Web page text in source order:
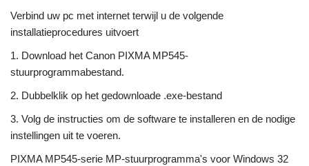
Verbind uw pc met internet terwijl u de volgende
installatieprocedures uitvoert
1. Download het Canon PIXMA MP545-
stuurprogrammabestand.
2. Dubbelklik op het gedownloade .exe-bestand
3. Volg de instructies om de software te installeren en de nodige
instellingen uit te voeren.
PIXMA MP545-serie MP-stuurprogramma's voor Windows 32